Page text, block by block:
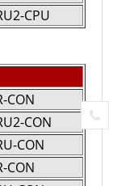
CPU
CON
CON
CON
CON